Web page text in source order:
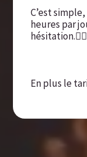
C’est
heures par
hésitation.👍🏽
En plus le